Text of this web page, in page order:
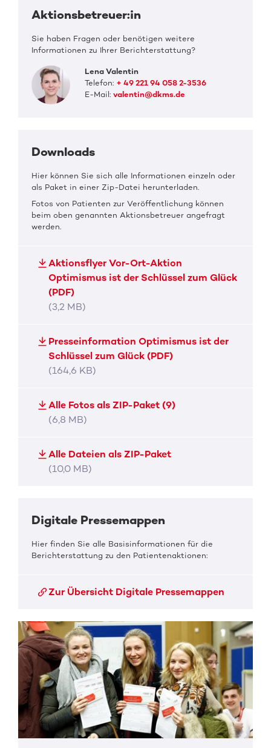
Aktionsbetreuer:in
Sie haben Fragen oder benötigen weitere
Informationen zu Ihrer Berichterstattung?
Lena Valentin
Telefon: + 49 221 94 058 2-3536
E-Mail:valentin@dkms.de
Downloads
Hier können Sie sich alle Informationen einzeln oder
als Paket in einer Zip-Datei herunterladen.
Fotos von Patienten zur Veröffentlichung können
beim oben genannten Aktionsbetreuer angefragt
werden.
Aktionsflyer Vor-Ort-Aktion
Optimismus ist der Schlüssel zum Glück
(PDF)
(3,2 MB)
Presseinformation Optimismus ist der
Schlüssel zum Glück (PDF)
(164,6 KB)
Alle Fotos als ZIP-Paket (9)
(6,8 MB)
Alle Dateien als ZIP-Paket
(10,0 MB)
Digitale Pressemappen
Hier finden Sie alle Basisinformationen für die
Berichterstattung zu den Patientenaktionen:
Zur Übersicht Digitale Pressemappen